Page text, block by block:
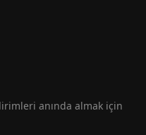
anında almak için